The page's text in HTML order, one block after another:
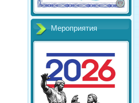
Мероприятия